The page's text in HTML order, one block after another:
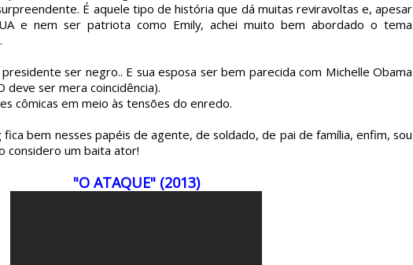
É aquele tipo de história que dá muitas reviravoltas e, apesar
e nem ser patriota como Emily, achei muito bem abordado o tema
ser negro.. E sua esposa ser bem parecida com Michelle Obama
deve ser mera coincidência).
cômicas em meio às tensões do enredo.
fica bem nesses papéis de agente, de soldado, de pai de família, enfim, sou
considero um baita ator!
"O ATAQUE" (2013)